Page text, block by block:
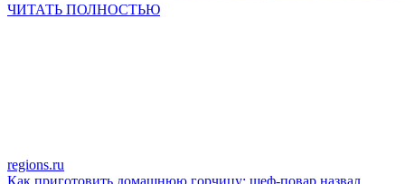
ЧИТАТЬ ПОЛНОСТЬЮ
regions.ru
Как приготовить домашнюю горчицу: шеф-повар назвал